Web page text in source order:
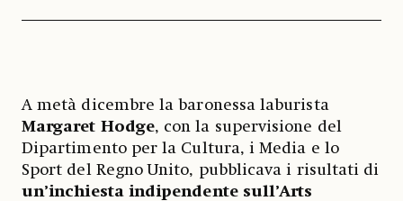
A metà dicembre la baronessa laburista
Margaret Hodge, con la supervisione del
Dipartimento per la Cultura, i Media e lo
Sport del Regno Unito, pubblicava i risultati di
un’inchiesta indipendente sull’Arts